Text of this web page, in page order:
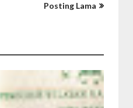
Posting Lama